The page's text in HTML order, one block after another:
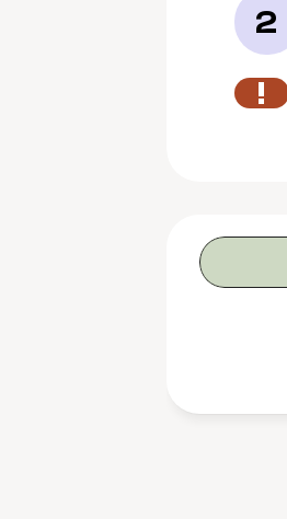
2
!